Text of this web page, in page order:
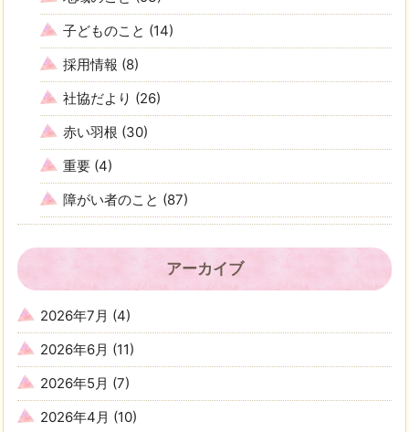
子どものこと (14)
採用情報 (8)
社協だより (26)
赤い羽根 (30)
重要 (4)
障がい者のこと (87)
アーカイブ
2026年7月 (4)
2026年6月 (11)
2026年5月 (7)
2026年4月 (10)